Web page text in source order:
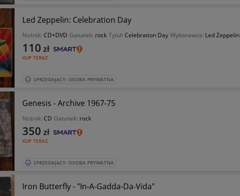
Led Zeppelin: Celebration Day
Nośnik: CD+DVD Gatunek: rock Tytuł: Celebration Day Wykonawca: Led Zeppelin
KUP TERAZ
110 zł
SPRZEDAJĄCY: OSOBA PRYWATNA
Genesis - Archive 1967-75
Nośnik: CD Gatunek: rock
KUP TERAZ
350 zł
SPRZEDAJĄCY: OSOBA PRYWATNA
Iron Butterfly - "In-A-Gadda-Da-Vida"